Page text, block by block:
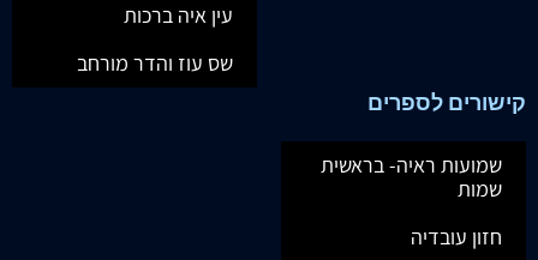
עין איה ברכות
שס עוז והדר מורחב
קישורים לספרים
שמועות ראיה- בראשית
שמות
חזון עובדיה